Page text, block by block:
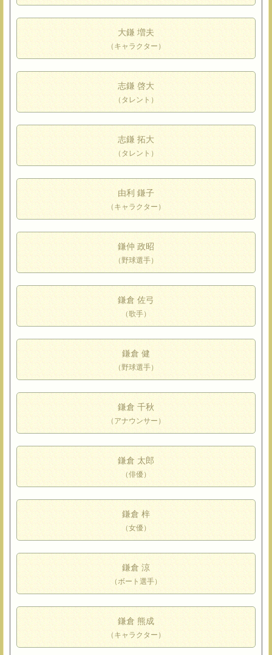
大鎌 増夫
（キャラクター）
志鎌 啓大
（タレント）
志鎌 拓大
（タレント）
由利 鎌子
（キャラクター）
鎌仲 政昭
（野球選手）
鎌倉 佐弓
（歌手）
鎌倉 健
（野球選手）
鎌倉 千秋
（アナウンサー）
鎌倉 太郎
（俳優）
鎌倉 梓
（女優）
鎌倉 涼
（ボート選手）
鎌倉 熊成
（キャラクター）